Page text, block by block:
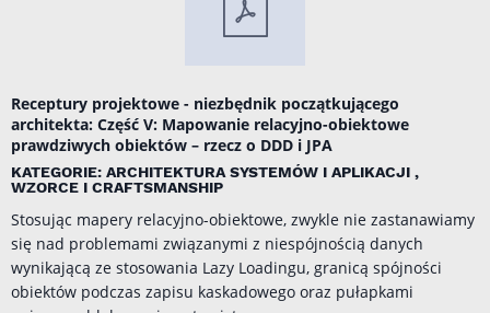
Receptury projektowe - niezbędnik początkującego
architekta: Część V: Mapowanie relacyjno-obiektowe
prawdziwych obiektów – rzecz o DDD i JPA
KATEGORIE: ARCHITEKTURA SYSTEMÓW I APLIKACJI ,
WZORCE I CRAFTSMANSHIP
Stosując mapery relacyjno-obiektowe, zwykle nie zastanawiamy
się nad problemami związanymi z niespójnością danych
wynikającą ze stosowania Lazy Loadingu, granicą spójności
obiektów podczas zapisu kaskadowego oraz pułapkami